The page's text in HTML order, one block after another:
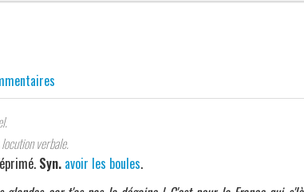
locution verbale.
Syn. avoir les boules.